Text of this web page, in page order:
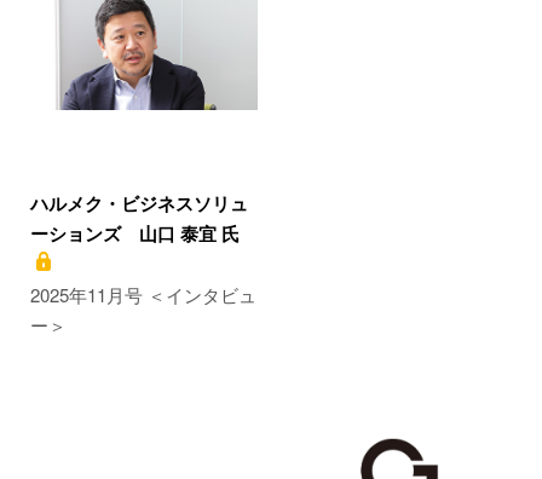
ハルメク・ビジネスソリュ
ーションズ 山口 泰宜 氏
2025年11月号 ＜インタビュ
ー＞